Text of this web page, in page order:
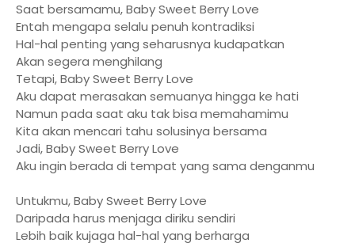
Saat bersamamu, Baby Sweet Berry Love
Entah mengapa selalu penuh kontradiksi
Hal-hal penting yang seharusnya kudapatkan
Akan segera menghilang
Tetapi, Baby Sweet Berry Love
Aku dapat merasakan semuanya hingga ke hati
Namun pada saat aku tak bisa memahamimu
Kita akan mencari tahu solusinya bersama
Jadi, Baby Sweet Berry Love
Aku ingin berada di tempat yang sama denganmu
Untukmu, Baby Sweet Berry Love
Daripada harus menjaga diriku sendiri
Lebih baik kujaga hal-hal yang berharga